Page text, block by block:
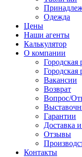
Одежда
Цены
Наши агенты
Калькулятор
О компании
Вакансии
Возврат
Вопрос/
Гарантии
Доставка
Отзывы
Контакты